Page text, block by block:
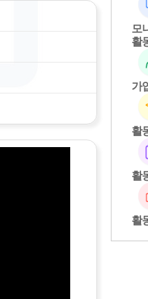
모
활
가
활
활
활